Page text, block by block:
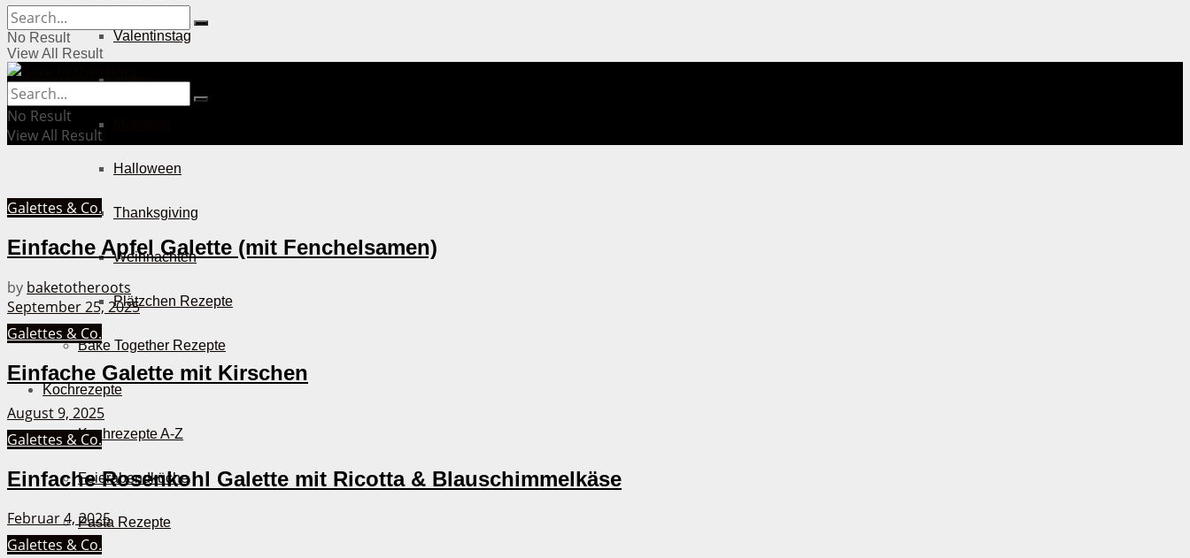
Valentinstag
Ostern
Halloween
Thanksgiving
Weihnachten
Plätzchen Rezepte
Bake Together Rezepte
Kochrezepte
Kochrezepte A-Z
Feierabendküche
Pasta Rezepte
No Result
View All Result
No Result
View All Result
Galettes & Co.
Einfache Apfel Galette (mit Fenchelsamen)
by baketotheroots
September 25, 2025
Galettes & Co.
Einfache Galette mit Kirschen
August 9, 2025
Galettes & Co.
Einfache Rosenkohl Galette mit Ricotta & Blauschimmelkäse
Februar 4, 2025
Galettes & Co.